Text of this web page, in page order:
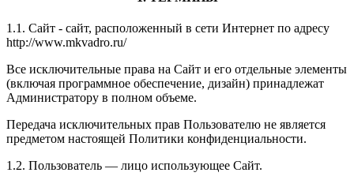
1.1. Сайт - сайт, расположенный в сети Интернет по адресу
http://www.mkvadro.ru/
Все исключительные права на Сайт и его отдельные элементы
(включая программное обеспечение, дизайн) принадлежат
Администратору в полном объеме.
Передача исключительных прав Пользователю не является
предметом настоящей Политики конфиденциальности.
1.2. Пользователь — лицо использующее Сайт.